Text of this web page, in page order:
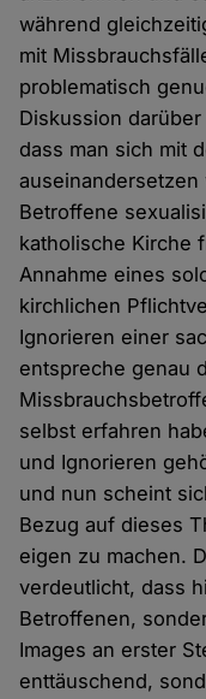
während
mit
problematisch
Diskussion
dass man sich mit
Betroffene
katholische Kirche
Annahme eines
kirchlichen
Ignorieren einer
entspreche genau
selbst erfahren
und Ignorieren
und nun scheint
Bezug auf dieses
eigen zu machen.
verdeutlicht, dass
Betroffenen,
Images an erster
enttäuschend,